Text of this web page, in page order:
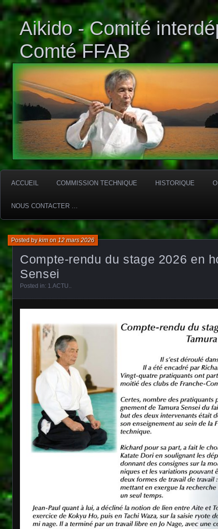
Aikido - Comité
Comté FFAB
ACCUEIL COMMISSION TECHNIQUE HISTORIQUE
NOUS CONTACTER …
Compte-rendu du stage 2026 en
Sensei
Posted bykimon12 mars 2026
Posted in: 1.ACTU..